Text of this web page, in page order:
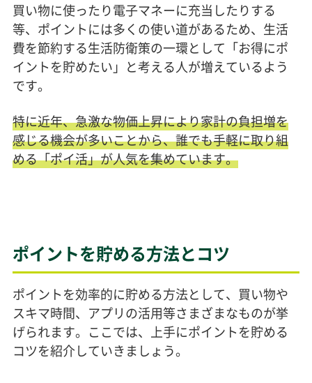
買い物に使ったり電子マネーに充当したりする
等、ポイントには多くの使い道があるため、生活
費を節約する生活防衛策の一環として「お得にポ
イントを貯めたい」と考える人が増えているよう
です。
特に近年、急激な物価上昇により家計の負担増を
感じる機会が多いことから、誰でも手軽に取り組
める「ポイ活」が人気を集めています。
ポイントを貯める方法とコツ
ポイントを効率的に貯める方法として、買い物や
スキマ時間、アプリの活用等さまざまなものが挙
げられます。ここでは、上手にポイントを貯める
コツを紹介していきましょう。